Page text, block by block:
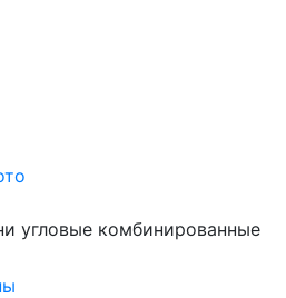
угловые комбинированные